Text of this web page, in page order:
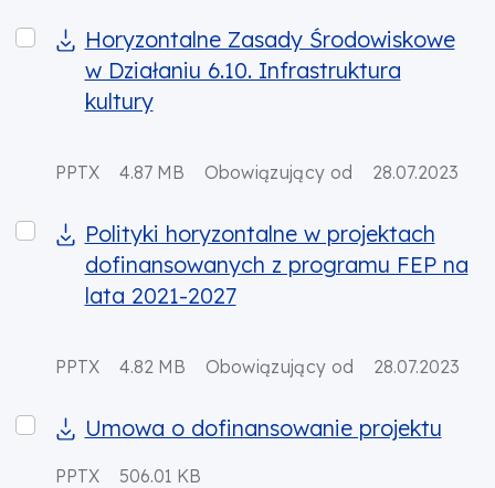
Horyzontalne Zasady Środowiskowe w Działaniu
Horyzontalne Zasady Środowiskowe
w Działaniu 6.10. Infrastruktura
kultury
PPTX 4.87 MB Obowiązujący od 28.07.2023
Polityki horyzontalne w projektach
Polityki horyzontalne w projektach
dofinansowanych z programu FEP na
lata 2021-2027
PPTX 4.82 MB Obowiązujący od 28.07.2023
Umowa o dofinansowanie projektu
Umowa o dofinansowanie projektu
PPTX
506.01 KB